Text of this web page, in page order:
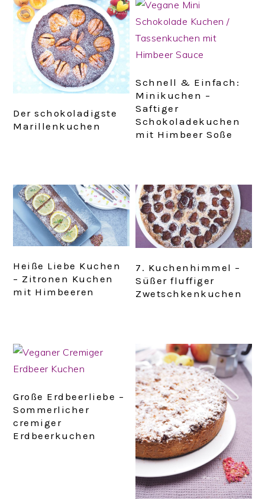
Der schokoladigste
Marillenkuchen
Schnell & Einfach:
Minikuchen –
Saftiger
Schokoladekuchen
mit Himbeer Soße
Heiße Liebe Kuchen
– Zitronen Kuchen
mit Himbeeren
7. Kuchenhimmel –
Süßer fluffiger
Zwetschkenkuchen
Große Erdbeerliebe –
Sommerlicher
cremiger
Erdbeerkuchen